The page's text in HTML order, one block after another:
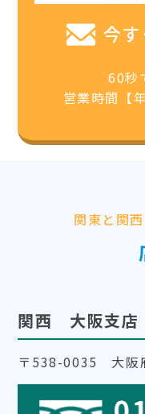
今
60秒
営業時間【
関東と関
関西 大阪支店
〒538-0035 大阪